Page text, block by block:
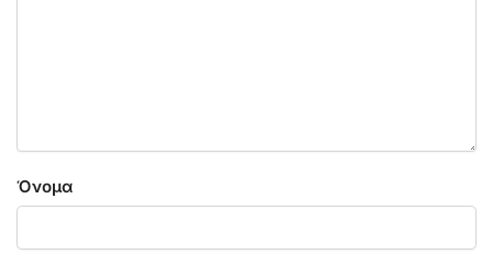
Όνομα